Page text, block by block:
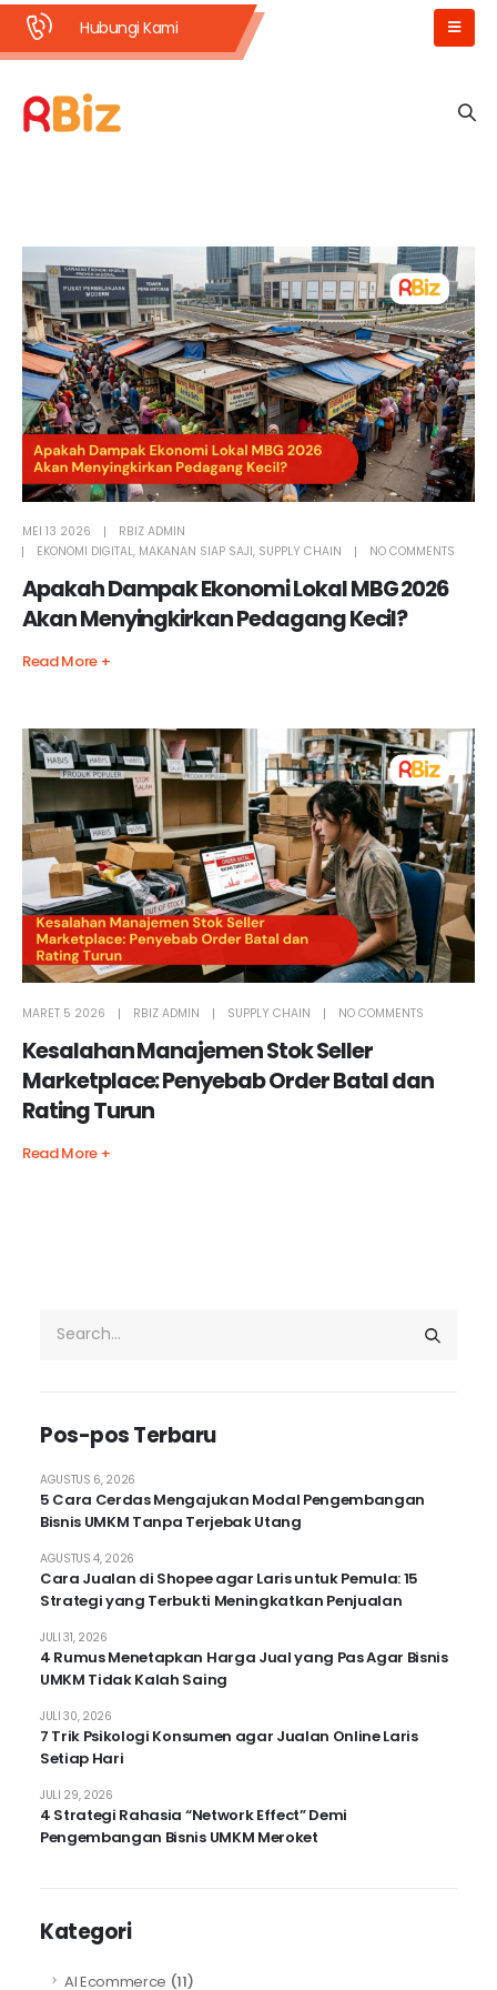
Hubungi Kami
MEI 13 2026
RBIZ ADMIN
EKONOMI DIGITAL, MAKANAN SIAP SAJI, SUPPLY CHAIN NO COMMENTS
Apakah Dampak Ekonomi Lokal MBG 2026
Akan Menyingkirkan Pedagang Kecil?
Read More +
MARET 5 2026 RBIZ ADMIN SUPPLY CHAIN NO COMMENTS
Kesalahan Manajemen Stok Seller
Marketplace: Penyebab Order Batal dan
Rating Turun
Read More +
Pos-pos Terbaru
5 Cara Cerdas Mengajukan Modal Pengembangan
Bisnis UMKM Tanpa Terjebak Utang
AGUSTUS 6, 2026
Cara Jualan di Shopee agar Laris untuk Pemula: 15
Strategi yang Terbukti Meningkatkan Penjualan
AGUSTUS 4, 2026
4 Rumus Menetapkan Harga Jual yang Pas Agar Bisnis
UMKM Tidak Kalah Saing
JULI 31, 2026
7 Trik Psikologi Konsumen agar Jualan Online Laris
Setiap Hari
JULI 30, 2026
4 Strategi Rahasia “Network Effect” Demi
Pengembangan Bisnis UMKM Meroket
JULI 29, 2026
Kategori
AI Ecommerce (11)